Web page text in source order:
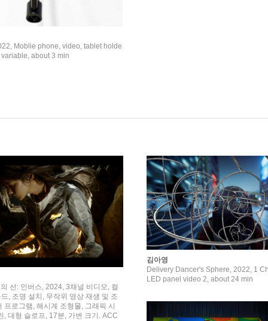
Moblie phone, video, tablet holde
about 3 min
선: 인버스, 2024, 3채널 비디오, 컬
, 조명 설치, 무작위 영상 재생 및 조
프로그램, 해시계 조형물, 그래픽 시
, 대형 슬로프, 17분, 가변 크기. ACC
김아영
Delivery Dancer's Sphere, 2022, 1
LED panel video 2, about 24 min